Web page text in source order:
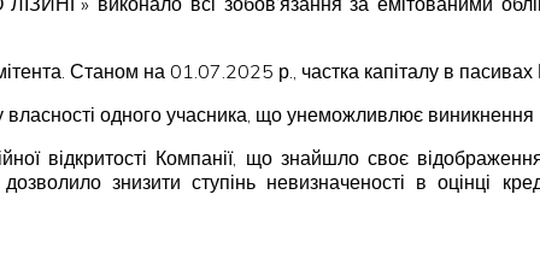
Станом на 01.07.2025 р., частка капіталу в
одного учасника, що унеможливлює виникнення
відкритості Компанії, що знайшло своє
знизити ступінь невизначеності в оцінці